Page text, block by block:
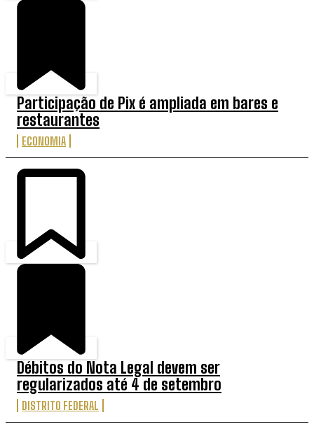
Participação de Pix é ampliada em bares e
restaurantes
ECONOMIA
Débitos do Nota Legal devem ser
regularizados até 4 de setembro
DISTRITO FEDERAL